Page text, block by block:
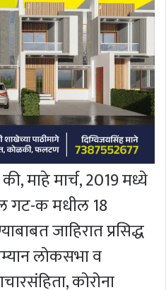
माहे मार्च, 2019 मध्ये
गट-क मधील 18
जाहिरात प्रसिद्ध
लोकसभा व
कोरोना